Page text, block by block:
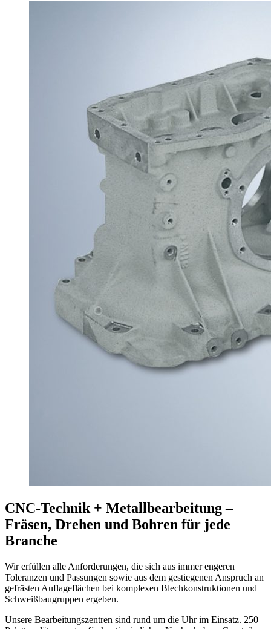
CNC-Technik + Metallbearbeitung –
Fräsen, Drehen und Bohren für jede
Branche
Wir erfüllen alle Anforderungen, die sich aus immer engeren
Toleranzen und Passungen sowie aus dem gestiegenen Anspruch an
gefrästen Auflageflächen bei komplexen Blechkonstruktionen und
Schweißbaugruppen ergeben.
Unsere Bearbeitungszentren sind rund um die Uhr im Einsatz. 250